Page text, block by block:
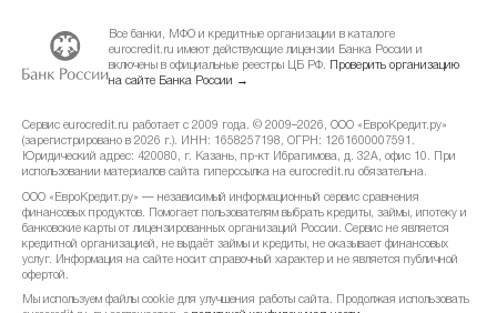
Все банки, МФО и кредитные организации в каталоге
eurocredit.ru имеют действующие лицензии Банка России и
включены в официальные реестры ЦБ РФ.
Проверить организацию
на сайте Банка России →
Сервис eurocredit.ru работает с 2009 года. © 2009–2026, ООО «ЕвроКредит.ру»
(зарегистрировано в 2026 г.). ИНН: 1658257198, ОГРН: 1261600007591.
Юридический адрес: 420080, г. Казань, пр-кт Ибрагимова, д. 32А, офис 10. При
использовании материалов сайта гиперссылка на eurocredit.ru обязательна.
ООО «ЕвроКредит.ру» — независимый информационный сервис сравнения
финансовых продуктов. Помогает пользователям выбрать кредиты, займы, ипотеку и
банковские карты от лицензированных организаций России. Сервис не является
кредитной организацией, не выдаёт займы и кредиты, не оказывает финансовых
услуг. Информация на сайте носит справочный характер и не является публичной
офертой.
Мы используем файлы cookie для улучшения работы сайта. Продолжая использовать